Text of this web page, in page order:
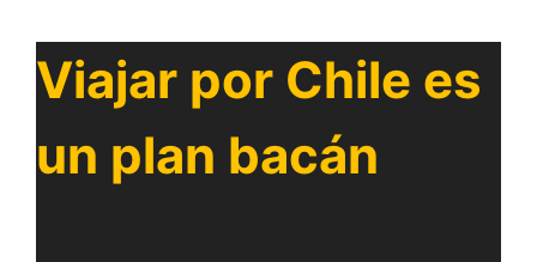
Viajar por Chile es
un plan bacán